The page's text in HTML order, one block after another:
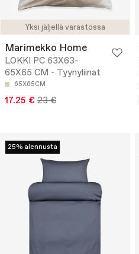
Yksi jäljellä varastossa
Marimekko Home
LOKKI PC 63X63-
65X65 CM - Tyynyliinat
65X65CM
17.25 € 23 €
25% alennusta